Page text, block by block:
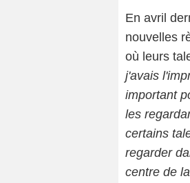
En avril
nouvelles
où leurs
j'avais
important
les
certains
regarder
centre de